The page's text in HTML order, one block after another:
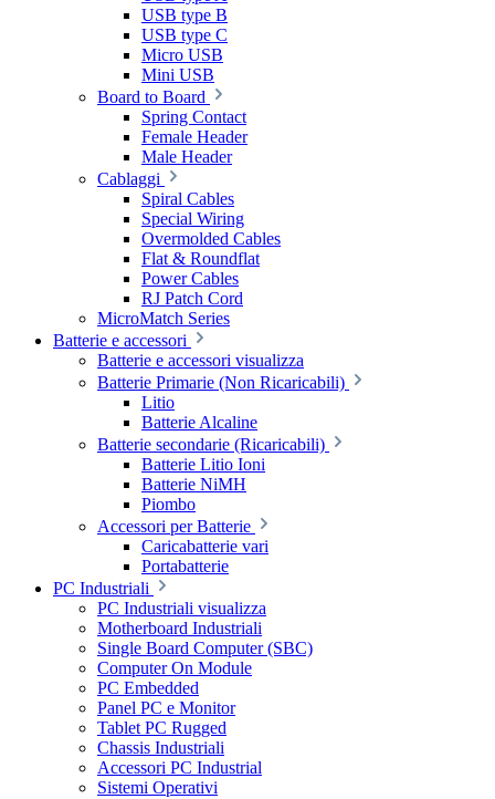
USB type B
USB type C
Micro USB
Mini USB
Board to Board
Spring Contact
Female Header
Male Header
Cablaggi
Spiral Cables
Special Wiring
Overmolded Cables
Flat & Roundflat
Power Cables
RJ Patch Cord
MicroMatch Series
Batterie e accessori
Batterie e accessori visualizza
Batterie Primarie (Non Ricaricabili)
Litio
Batterie Alcaline
Batterie secondarie (Ricaricabili)
Batterie Litio Ioni
Batterie NiMH
Piombo
Accessori per Batterie
Caricabatterie vari
Portabatterie
PC Industriali
PC Industriali visualizza
Motherboard Industriali
Single Board Computer (SBC)
Computer On Module
PC Embedded
Panel PC e Monitor
Tablet PC Rugged
Chassis Industriali
Accessori PC Industrial
Sistemi Operativi